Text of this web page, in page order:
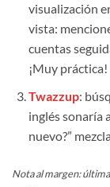
visualización
vista:
cuentas
¡Muy práctica!
Twazzup:
inglés sonaría
nuevo?”
Nota al margen: